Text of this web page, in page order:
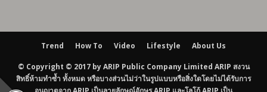
Trend How To Video Lifestyle About Us
© Copyright © 2017 by ARIP Public Company Limited ARIP สงวน
สิทธิ์ห้ามทำซ้ำ ทั้งหมด หรือบางส่วนไม่ว่าในรูปแบบหรือสิ่งใดโดยไม่ได้รับการ